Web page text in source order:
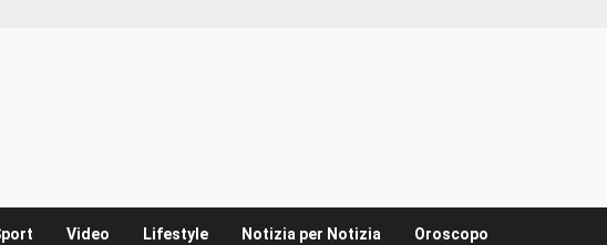
Video Lifestyle Notizia per Notizia Oroscopo